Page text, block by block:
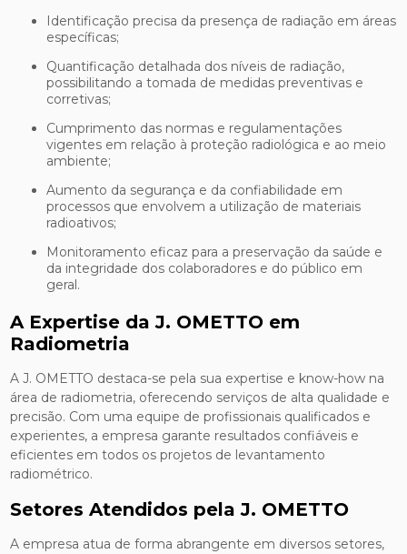
específicas;
Quantificação detalhada dos níveis de radiação,
possibilitando a tomada de medidas preventivas e
corretivas;
Cumprimento das normas e regulamentações
vigentes em relação à proteção radiológica e ao meio
ambiente;
Aumento da segurança e da confiabilidade em
processos que envolvem a utilização de materiais
radioativos;
Monitoramento eficaz para a preservação da saúde e
da integridade dos colaboradores e do público em
geral.
A Expertise da J. OMETTO em
Radiometria
A J. OMETTO destaca-se pela sua expertise e know-how na
área de radiometria, oferecendo serviços de alta qualidade e
precisão. Com uma equipe de profissionais qualificados e
experientes, a empresa garante resultados confiáveis e
eficientes em todos os projetos de levantamento
radiométrico.
Setores Atendidos pela J. OMETTO
A empresa atua de forma abrangente em diversos setores,